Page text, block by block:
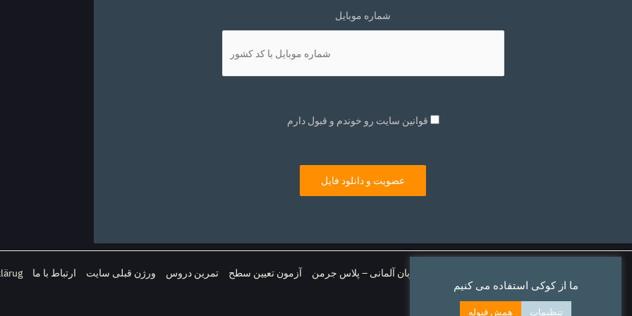
شماره موبایل
قوانین سایت رو خوندم و قبول دارم
آموزش زبان آلمانی – پلاس جرمن آزمون تعیین سطح تمرین دروس ورژن قبلی سایت ارتباط با ما
ما از کوکی استفاده می کنیم
تنظیمات همش قبوله